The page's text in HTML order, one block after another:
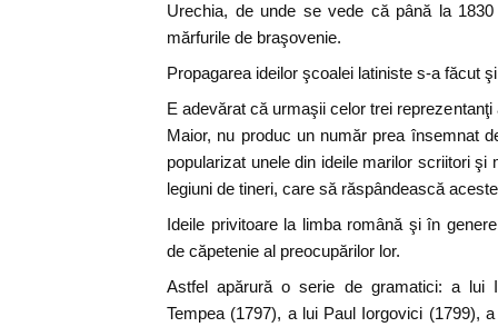
Urechia, de unde se vede că până la
mărfurile de braşovenie.
Propagarea ideilor şcoalei latiniste s-a făcut
E adevărat că urmaşii celor trei
Maior, nu produc un număr prea însemnat
popularizat unele din ideile marilor scriitori şi
legiuni de tineri, care să răspândească
Ideile privitoare la limba română şi în
de căpetenie al preocupărilor lor.
Astfel apărură o serie de gramatici: a lui
Tempea (1797), a lui Paul Iorgovici (1799),